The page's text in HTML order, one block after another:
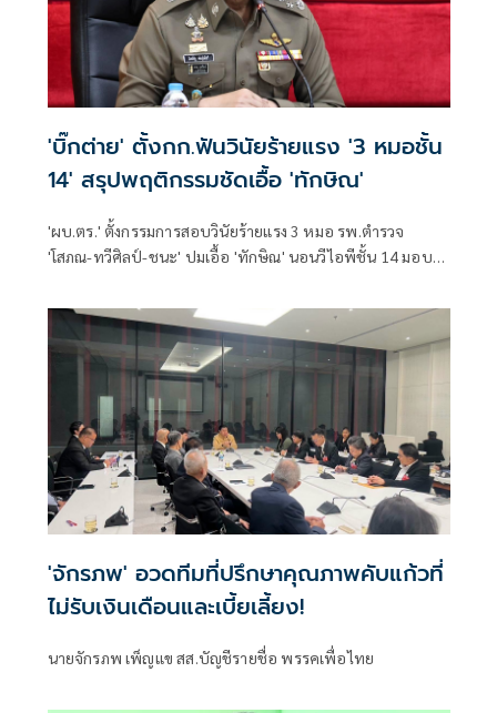
'บิ๊กต่าย' ตั้งกก.ฟันวินัยร้ายแรง '3 หมอชั้น
14' สรุปพฤติกรรมชัดเอื้อ 'ทักษิณ'
'ผบ.ตร.' ตั้งกรรมการสอบวินัยร้ายแรง 3 หมอ รพ.ตำรวจ
'โสภณ-ทวีศิลป์-ชนะ' ปมเอื้อ 'ทักษิณ' นอนวีไอพีชั้น 14 มอบ
'จักรภพ' อวดทีมที่ปรึกษาคุณภาพคับแก้วที่
ไม่รับเงินเดือนและเบี้ยเลี้ยง!
นายจักรภพ เพ็ญแข สส.บัญชีรายชื่อ พรรคเพื่อไทย